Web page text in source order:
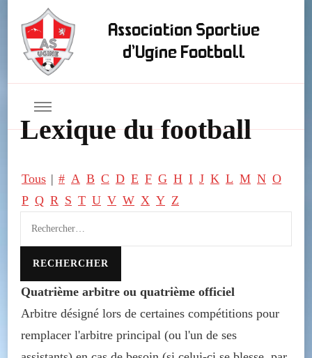
Association Sportive
d'Ugine Football
Lexique du football
Tous | # A B C D E F G H I J K L M N O
P Q R S T U V W X Y Z
Quatrième arbitre ou quatrième officiel
Arbitre désigné lors de certaines compétitions pour
remplacer l'arbitre principal (ou l'un de ses